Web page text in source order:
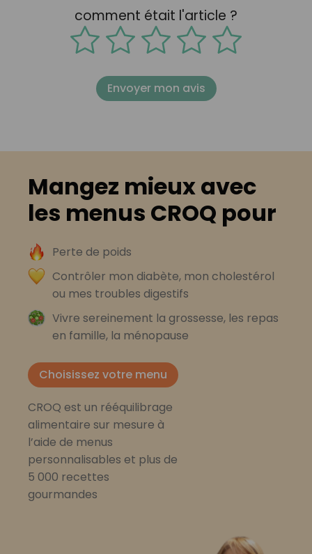
comment était l'article ?
Envoyer mon avis
Mangez mieux avec
les menus CROQ pour
Perte de poids
Contrôler mon diabète, mon cholestérol
ou mes troubles digestifs
Vivre sereinement la grossesse, les repas
en famille, la ménopause
Choisissez votre menu
CROQ est un rééquilibrage
alimentaire sur mesure à
l’aide de menus
personnalisables et plus de
5 000 recettes
gourmandes